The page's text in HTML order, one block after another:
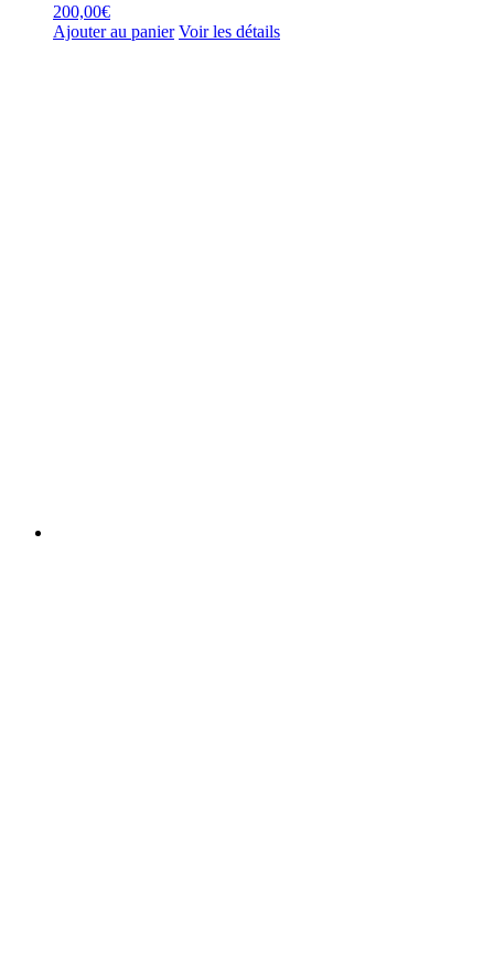
200,00€
Ajouter au panier Voir les détails